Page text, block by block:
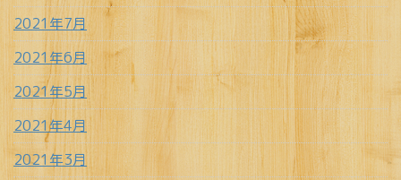
2021年7月
2021年6月
2021年5月
2021年4月
2021年3月